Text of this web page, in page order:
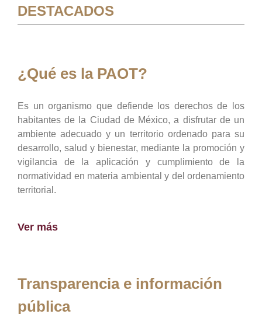
DESTACADOS
¿Qué es la PAOT?
Es un organismo que defiende los derechos de los
habitantes de la Ciudad de México, a disfrutar de un
ambiente adecuado y un territorio ordenado para su
desarrollo, salud y bienestar, mediante la promoción y
vigilancia de la aplicación y cumplimiento de la
normatividad en materia ambiental y del ordenamiento
territorial.
Ver más
Transparencia e información
pública